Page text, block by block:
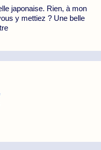
japonaise. Rien, à mon
y mettiez ? Une belle